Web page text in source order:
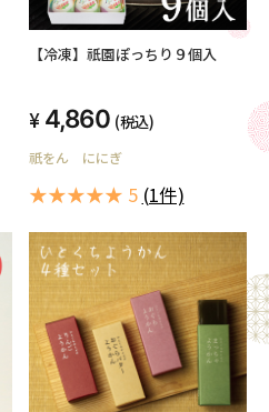
【冷凍】祇園ぽっちり９個入
4,860 (税込)
祇をん ににぎ
★★★★★ 5 (1件)